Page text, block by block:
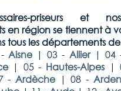
priseurs et
en région se tiennent à
tous les départements
Aisne| 03 - Allier| 04
| 05 - Hautes-Alpes |
-Ardèche |08 -